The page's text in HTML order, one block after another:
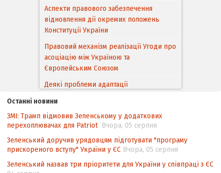
Правовий механізм реалізації Угоди про
асоціацію між Україною та
Європейським Cоюзом
Деякі проблеми адаптації
законодавства України щодо зазначення
походження товарів відповідно до
Угоди про торговельні аспекти прав
інтелектуальної власності (TRIPS) у
контексті євроінтеграції
Аналіз виборчого законодавства щодо
невизначеності механізму повторного
підрахунку голосів виборців
Інформаційна безпека суспільства
Останні новини
ЗМІ: Трамп відмовив Зеленському у додаткових
перехоплювачах для Patriot Вчора, 05 серпня
Зеленський доручив урядовцям підготувати "програму
прискореного вступу" України у ЄС Вчора, 05 серпня
Зеленський назвав три пріоритети для України у співпраці з ЄС